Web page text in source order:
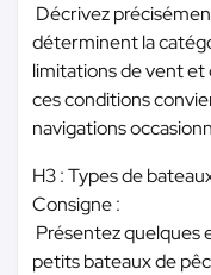
Décrivez
déterminent la
limitations de vent
ces conditions
navigations
H3 : Types de
Consigne :
Présentez quelques
petits bateaux de